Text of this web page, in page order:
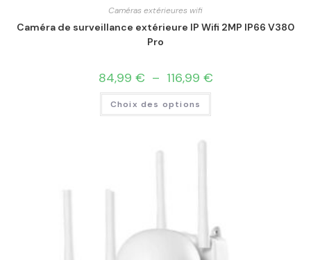
Caméras extérieures wifi
Caméra de surveillance extérieure IP Wifi 2MP IP66 V380
Pro
84,99 € – 116,99 €
Choix des options